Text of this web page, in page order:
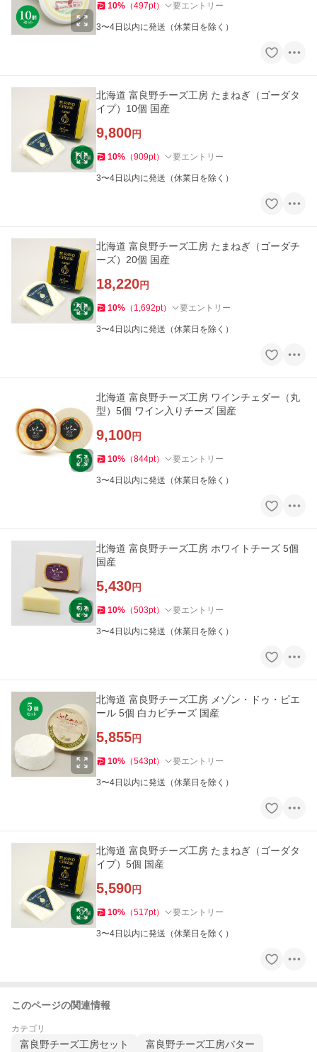
10% （497pt） 要エントリー
3〜4日以内に発送（休業日を除く）
北海道 富良野チーズ工房 たまねぎ（ゴーダタ
イプ）10個 国産
9,800円
10% （909pt） 要エントリー
3〜4日以内に発送（休業日を除く）
北海道 富良野チーズ工房 たまねぎ（ゴーダチ
ーズ）20個 国産
18,220円
10% （ 1,692pt） 要エントリー
3〜4日以内に発送（休業日を除く）
北海道 富良野チーズ工房 ワインチェダー（丸
型）5個 ワイン入りチーズ 国産
9,100円
10% （844pt） 要エントリー
3〜4日以内に発送（休業日を除く）
北海道 富良野チーズ工房 ホワイトチーズ 5個
国産
5,430円
10% （503pt） 要エントリー
3〜4日以内に発送（休業日を除く）
北海道 富良野チーズ工房 メゾン・ドゥ・ピエ
ール 5個 白カビチーズ 国産
5,855円
10% （543pt） 要エントリー
3〜4日以内に発送（休業日を除く）
北海道 富良野チーズ工房 たまねぎ（ゴーダタ
イプ）5個 国産
5,590円
10% （517pt） 要エントリー
3〜4日以内に発送（休業日を除く）
このページの関連情報
カテゴリ
富良野チーズ工房セット 富良野チーズ工房バター